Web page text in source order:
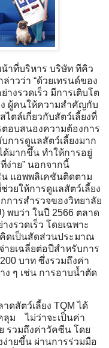
าที่บริหาร บริษัท ทีคิว
วว่า “ด้วยเทรนด์ของ
างรวดเร็ว มีการเติบโต
ผู้คนให้ความสำคัญกับ
ตล์เกี่ยวกับสัตว์เลี้ยงที่
อบสนองความต้องการ
การดูแลสัตว์เลี้ยงมาก
มากขึ้น ทำให้การอยู่
ง่าย” นอกจากนี้
แอพพลิเคชันติดตาม
วยให้การดูแลสัตว์เลี้ยง
การสำรวจของวิทยาลัย
พบว่า ในปี 2566 ตลาด
งรวดเร็ว โดยเฉพาะ
ดเป็นสัดส่วนประมาณ
ายเฉลี่ยต่อปีสำหรับการ
บาท ซึ่งรวมถึงค่า
ง ๆ เช่น การอาบน้ำตัด
ดสัตว์เลี้ยง TQM ได้
ลุม ไม่ว่าจะเป็นค่า
รวมถึงค่าวัคซีน โดย
ง่ายขึ้น ผ่านการร่วมมือ